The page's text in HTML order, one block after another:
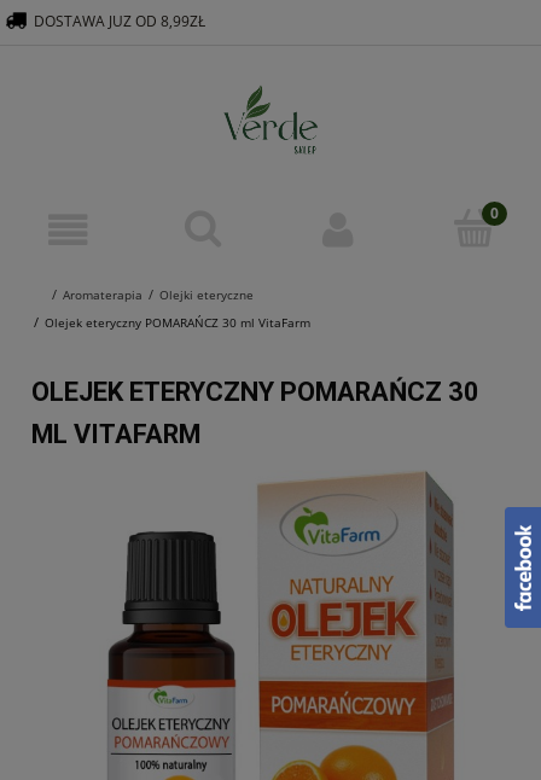
Aromaterapia
Olejki eteryczne
Olejek eteryczny POMARAŃCZ 30 ml VitaFarm
DOSTAWA JUZ OD 8,99ZŁ
OLEJEK ETERYCZNY POMARAŃCZ 30
ML VITAFARM